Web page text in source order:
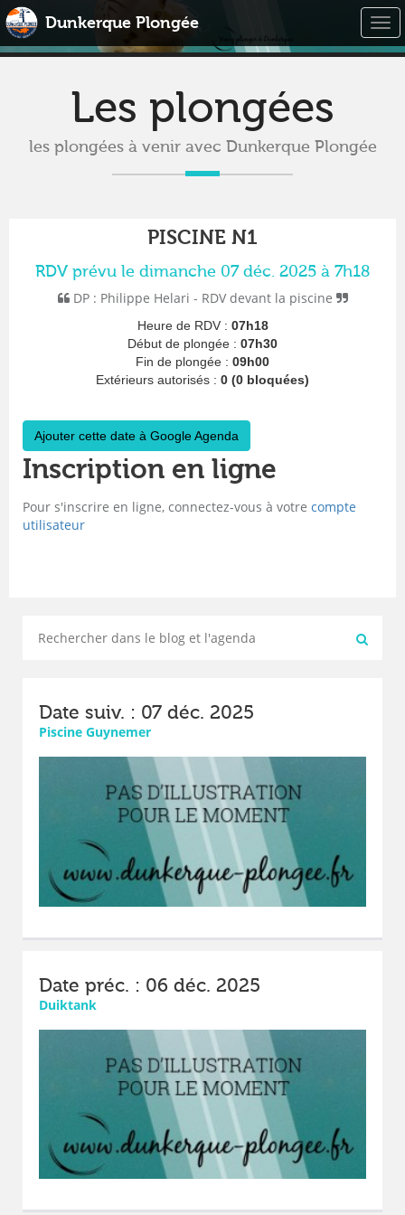
Dunkerque Plongée
Les plongées
les plongées à venir avec Dunkerque Plongée
PISCINE N1
RDV prévu le dimanche 07 déc. 2025 à 7h18
DP : Philippe Helari - RDV devant la piscine
Heure de RDV : 07h18
Début de plongée : 07h30
Fin de plongée : 09h00
Extérieurs autorisés : 0 (0 bloquées)
Ajouter cette date à Google Agenda
Inscription en ligne
Pour s'inscrire en ligne, connectez-vous à votre compte
utilisateur
Date suiv. : 07 déc. 2025
Piscine Guynemer
Date préc. : 06 déc. 2025
Duiktank